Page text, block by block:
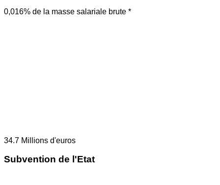
0,016% de la masse salariale brute *
34.7 Millions d'euros
Subvention de l'Etat